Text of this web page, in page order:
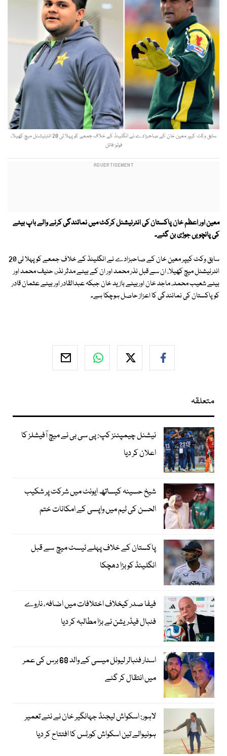
سابق وکٹ کیپر معین خان کے صاحبزادے نے انگلینڈ کے خلاف جمعے کو پہلا ٹی 20 انٹرنیشنل میچ کھیلا۔
فوٹو: فائل
معین اور اعظم خان پاکستان کی انٹرنیشنل کرکٹ میں نمائندگی کرنے والے باپ بیٹے
کی پانچویں جوڑی بن گئے۔
سابق وکٹ کیپر معین خان کے صاحبزادے نے انگلینڈ کے خلاف جمعے کو پہلا ٹی 20
انٹرنیشنل میچ کھیلا، ان سے قبل نذر محمد اور ان کے بیٹے مدثر نذر، حنیف محمد اور
بیٹے شعیب محمد، ماجد خان اوربیٹے بازید خان جبکہ عبدالقادر اور بیٹے عثمان قادر
کو پاکستان کی نمائندگی کا اعزاز حاصل ہوچکا ہے۔
متعلقہ
نیشنل چیمپئنز کپ: پی سی بی نے میچ آفیشلز کا
اعلان کر دیا
شیخ حسینہ کیساتھ ایونٹ میں شرکت پر شکیب
الحسن کی ٹیم میں واپسی کے امکانات ختم
پاکستان کے خلاف پہلے ٹیسٹ میچ سے قبل
انگلینڈ کو بڑا دھچکا
فیفا صدر کیخلاف اختلافات میں اضافہ، ناروے
فٹبال فیڈریشن نے بڑا مطالبہ کر دیا
اسٹار فٹبالر لیونل میسی کے والد 68 برس کی عمر
میں انتقال کر گئے
لاہور: اسکواش لیجنڈ جہانگیر خان نے نئے تعمیر
ہونیوالے تین اسکواش کورٹس کا افتتاح کر دیا